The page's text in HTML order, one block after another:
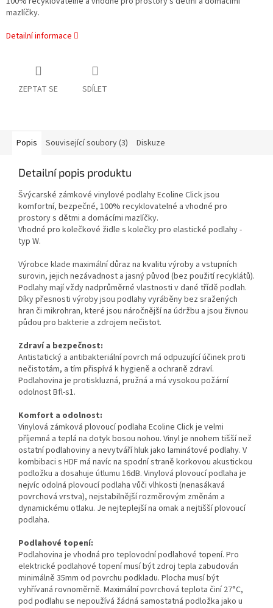
mazlíčky.
Detailní informace
ZEPTAT SE SDÍLET
Popis Související soubory (3) Diskuze
Detailní popis produktu
Švýcarské zámkové vinylové podlahy Ecoline Click jsou
komfortní, bezpečné, 100% recyklovatelné a vhodné pro
prostory s dětmi a domácími mazlíčky.
Vhodné pro kolečkové židle s kolečky pro elastické podlahy -
typ W.
Výrobce klade maximální důraz na kvalitu výroby a vstupních
surovin, jejich nezávadnost a jasný původ (bez použití recyklátů).
Podlahy mají vždy nadprůměrné vlastnosti v dané třídě podlah.
Díky přesnosti výroby jsou podlahy vyráběny bez sražených
hran či mikrohran, které jsou náročnější na údržbu a jsou živnou
půdou pro bakterie a zdrojem nečistot.
Zdraví a bezpečnost:
Antistatický a antibakteriální povrch má odpuzující účinek proti
nečistotám, a tím přispívá k hygieně a ochraně zdraví.
Podlahovina je protiskluzná, pružná a má vysokou požární
odolnost Bfl-s1.
Komfort a odolnost:
Vinylová zámková plovoucí podlaha Ecoline Click je velmi
příjemná a teplá na dotyk bosou nohou. Vinyl je nnohem tišší než
ostatní podlahoviny a nevytváří hluk jako laminátové podlahy. V
kombibaci s HDF má navíc na spodní straně korkovou akustickou
podložku a dosahuje útlumu 16dB. Vinylová plovoucí podlaha je
nejvíc odolná plovoucí podlaha vůči vlhkosti (nenasákavá
povrchová vrstva), nejstabilnější rozměrovým změnám a
dynamickému otlaku. Je nejteplejší na omak a nejtišší plovoucí
podlaha.
Podlahové topení:
Podlahovina je vhodná pro teplovodní podlahové topení. Pro
elektrické podlahové topení musí být zdroj tepla zabudován
minimálně 35mm od povrchu podkladu. Plocha musí být
vyhřívaná rovnoměrně. Maximální povrchová teplota činí 27°C,
pod podlahu se nepoužívá žádná samostatná podložka jako u